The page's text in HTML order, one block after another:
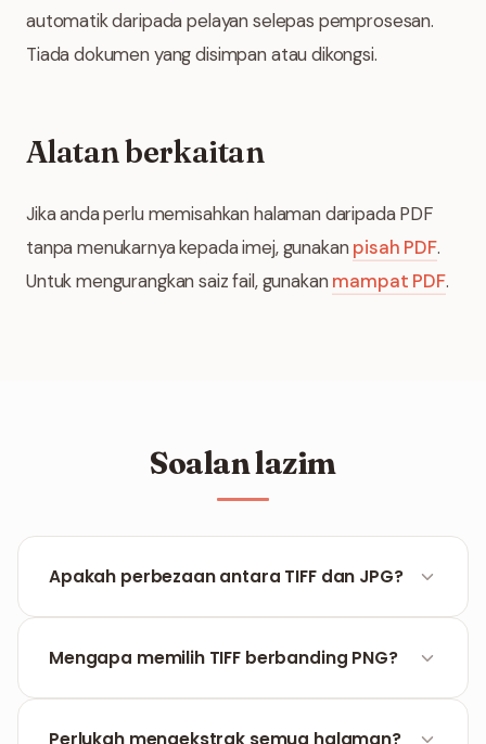
automatik daripada pelayan selepas pemprosesan.
Tiada dokumen yang disimpan atau dikongsi.
Alatan berkaitan
Jika anda perlu memisahkan halaman daripada PDF
tanpa menukarnya kepada imej, gunakanpisah PDF.
Untuk mengurangkan saiz fail, gunakanmampat PDF.
Soalan lazim
Apakah perbezaan antara TIFF dan JPG?
menyimpan 100% data piksel, sesuai untuk
mengecilkan saiz fail.
Mengapa memilih TIFF berbanding PNG?
piawaian yang dikehendaki oleh percetakan
Perlukah mengekstrak semua halaman?